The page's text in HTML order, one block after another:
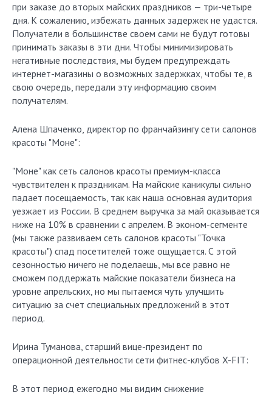
при заказе до вторых майских праздников — три-четыре
дня. К сожалению, избежать данных задержек не удастся.
Получатели в большинстве своем сами не будут готовы
принимать заказы в эти дни. Чтобы минимизировать
негативные последствия, мы будем предупреждать
интернет-магазины о возможных задержках, чтобы те, в
свою очередь, передали эту информацию своим
получателям.
Алена Шпаченко, директор по франчайзингу сети салонов
красоты "Моне":
"Моне" как сеть салонов красоты премиум-класса
чувствителен к праздникам. На майские каникулы сильно
падает посещаемость, так как наша основная аудитория
уезжает из России. В среднем выручка за май оказывается
ниже на 10% в сравнении с апрелем. В эконом-сегменте
(мы также развиваем сеть салонов красоты "Точка
красоты") спад посетителей тоже ощущается. С этой
сезонностью ничего не поделаешь, мы все равно не
сможем поддержать майские показатели бизнеса на
уровне апрельских, но мы пытаемся чуть улучшить
ситуацию за счет специальных предложений в этот
период.
Ирина Туманова, старший вице-президент по
операционной деятельности сети фитнес-клубов X-FIT:
В этот период ежегодно мы видим снижение